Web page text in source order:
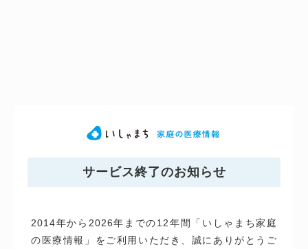
サービス終了のお知らせ
2014年から2026年までの12年間「いしゃまち家庭
の医療情報」をご利用いただき、誠にありがとうご